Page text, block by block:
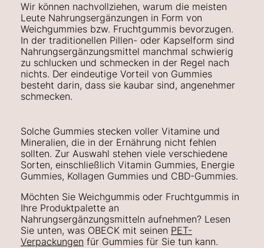
Wir können nachvollziehen, warum die meisten
Leute Nahrungsergänzungen in Form von
Weichgummies bzw. Fruchtgummis bevorzugen.
In der traditionellen Pillen- oder Kapselform sind
Nahrungsergänzungsmittel manchmal schwierig
zu schlucken und schmecken in der Regel nach
nichts. Der eindeutige Vorteil von Gummies
besteht darin, dass sie kaubar sind, angenehmer
schmecken.
Solche Gummies stecken voller Vitamine und
Mineralien, die in der Ernährung nicht fehlen
sollten. Zur Auswahl stehen viele verschiedene
Sorten, einschließlich Vitamin Gummies, Energie
Gummies, Kollagen Gummies und CBD-Gummies.
Möchten Sie Weichgummis oder Fruchtgummis in
Ihre Produktpalette an
Nahrungsergänzungsmitteln aufnehmen? Lesen
Sie unten, was OBECK mit seinen PET-
Verpackungen für Gummies für Sie tun kann.